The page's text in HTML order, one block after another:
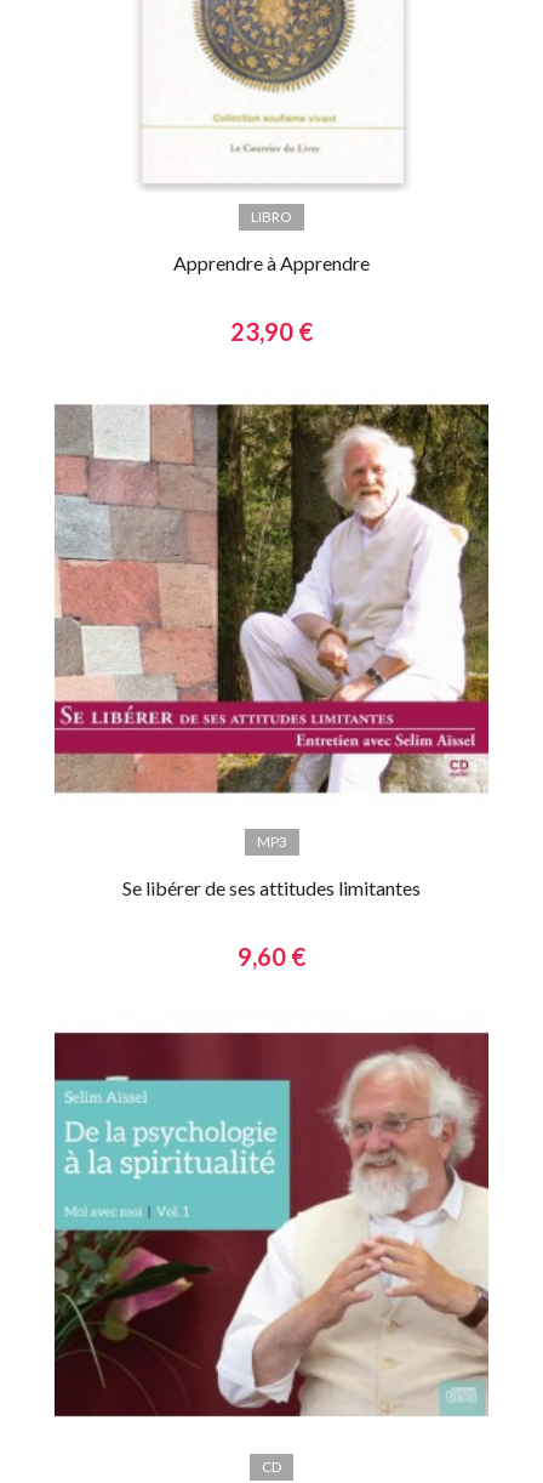
LIBRO
Apprendre à Apprendre
23,90 €
MP3
Se libérer de ses attitudes limitantes
9,60 €
CD